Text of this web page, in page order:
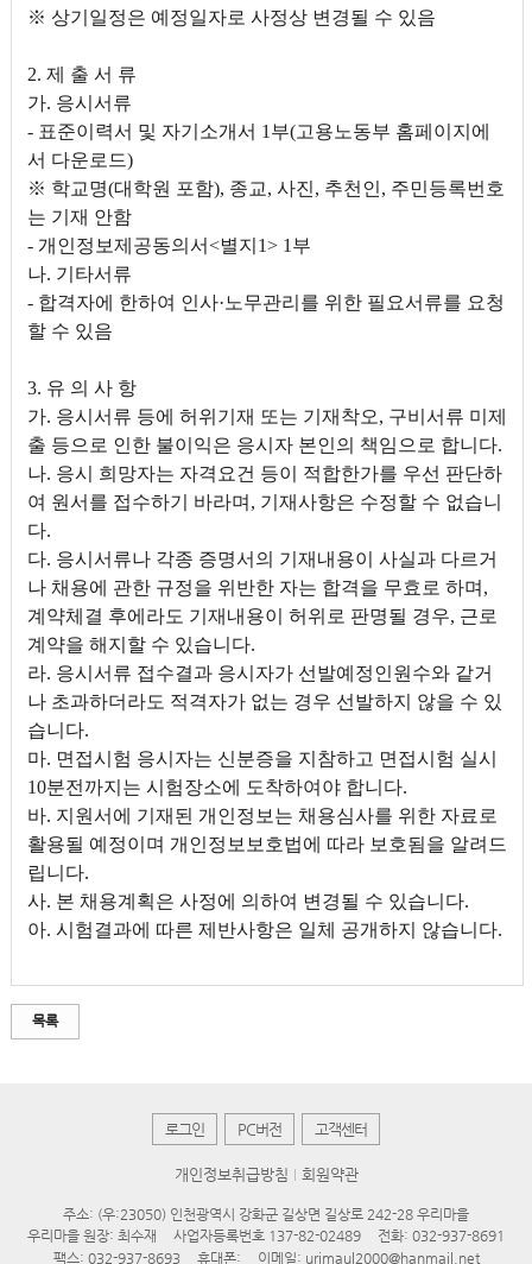
※ 상기일정은 예정일자로 사정상 변경될 수 있음
2. 제 출 서 류
가. 응시서류
- 표준이력서 및 자기소개서 1부(고용노동부 홈페이지에
서 다운로드)
※ 학교명(대학원 포함), 종교, 사진, 추천인, 주민등록번호
는 기재 안함
- 개인정보제공동의서<별지1> 1부
나. 기타서류
- 합격자에 한하여 인사·노무관리를 위한 필요서류를 요청
할 수 있음
3. 유 의 사 항
가. 응시서류 등에 허위기재 또는 기재착오, 구비서류 미제
출 등으로 인한 불이익은 응시자 본인의 책임으로 합니다.
나. 응시 희망자는 자격요건 등이 적합한가를 우선 판단하
여 원서를 접수하기 바라며, 기재사항은 수정할 수 없습니
다.
다. 응시서류나 각종 증명서의 기재내용이 사실과 다르거
나 채용에 관한 규정을 위반한 자는 합격을 무효로 하며,
계약체결 후에라도 기재내용이 허위로 판명될 경우, 근로
계약을 해지할 수 있습니다.
라. 응시서류 접수결과 응시자가 선발예정인원수와 같거
나 초과하더라도 적격자가 없는 경우 선발하지 않을 수 있
습니다.
마. 면접시험 응시자는 신분증을 지참하고 면접시험 실시
10분전까지는 시험장소에 도착하여야 합니다.
바. 지원서에 기재된 개인정보는 채용심사를 위한 자료로
활용될 예정이며 개인정보보호법에 따라 보호됨을 알려드
립니다.
사. 본 채용계획은 사정에 의하여 변경될 수 있습니다.
아. 시험결과에 따른 제반사항은 일체 공개하지 않습니다.
목록
로그인 PC버전 고객센터
개인정보취급방침 회원약관
주소: (우:23050) 인천광역시 강화군 길상면 길상로 242-28 우리마을
우리마을 원장: 최수재
사업자등록번호 137-82-02489
전화: 032-937-8691
팩스: 032-937-8693
휴대폰: 이메일: urimaul2000@hanmail.net